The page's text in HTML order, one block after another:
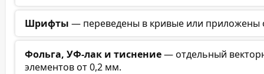
Шрифты — переведены в кривые или
Фольга, УФ-лак и тиснение— отдельный
элементов от 0,2 мм.